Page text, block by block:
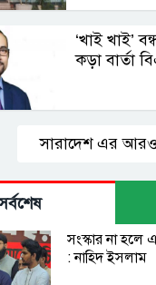
‘খাই খাই’
কড়া বার্তা
সারাদেশ এর
সংস্কার না হলে
: নাহিদ ইসলাম